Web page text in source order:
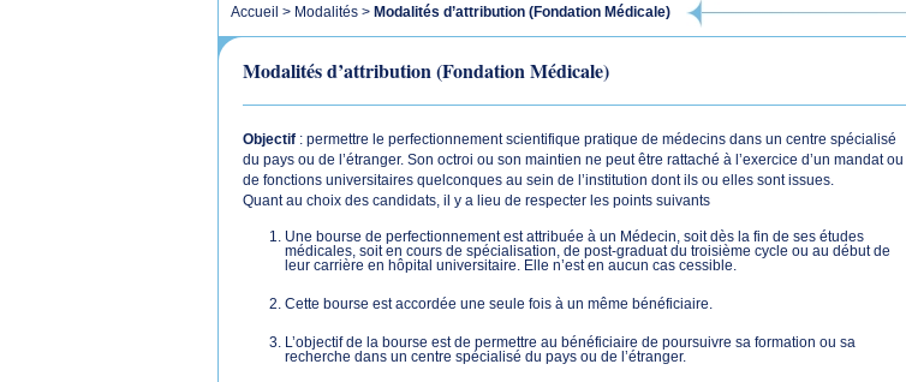
Accueil > Modalités > Modalités d’attribution (Fondation Médicale)
Modalités d’attribution (Fondation Médicale)
Objectif : permettre le perfectionnement scientifique pratique de médecins dans un centre spécialisé
du pays ou de l’étranger. Son octroi ou son maintien ne peut être rattaché à l’exercice d’un mandat ou
de fonctions universitaires quelconques au sein de l’institution dont ils ou elles sont issues.
Quant au choix des candidats, il y a lieu de respecter les points suivants
Une bourse de perfectionnement est attribuée à un Médecin, soit dès la fin de ses études
médicales, soit en cours de spécialisation, de post-graduat du troisième cycle ou au début de
leur carrière en hôpital universitaire. Elle n’est en aucun cas cessible.
Cette bourse est accordée une seule fois à un même bénéficiaire.
L’objectif de la bourse est de permettre au bénéficiaire de poursuivre sa formation ou sa
recherche dans un centre spécialisé du pays ou de l’étranger.